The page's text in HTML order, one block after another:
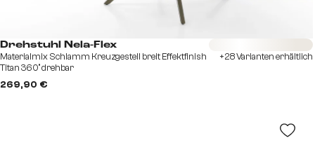
Drehstuhl Nela-Flex
Materialmix Schlamm Kreuzgestell breit Effektfinish
Titan 360° drehbar
269,90 €
Sofort versandfertig
+28 Varianten erhältlich